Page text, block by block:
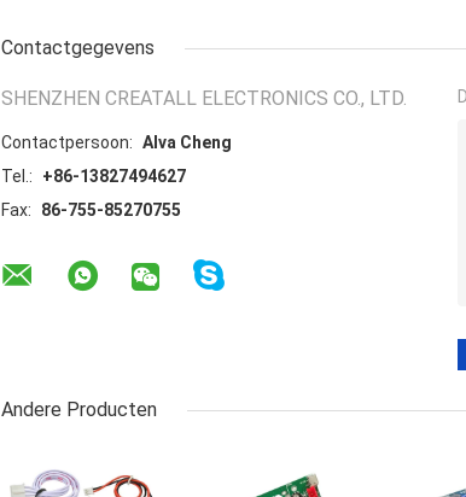
Contactgegevens
SHENZHEN CREATALL ELECTRONICS CO., LTD.
Contactpersoon: Alva Cheng
Tel.:
+86-13827494627
Fax:
86-755-85270755
Andere Producten